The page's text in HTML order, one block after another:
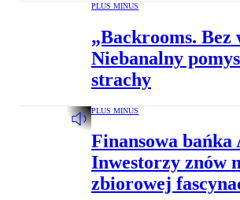
PLUS MINUS
„Backrooms. Bez
Niebanalny
strachy
PLUS MINUS
Finansowa bańka
Inwestorzy znów
zbiorowej